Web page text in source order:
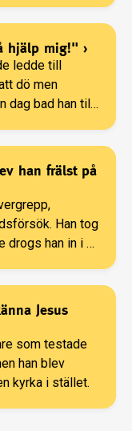
hjälp mig!" ›
ledde till
dö men
dag bad han till
han frälst på
Han tog
han in i en
Jesus
som testade
han blev
kyrka i stället.